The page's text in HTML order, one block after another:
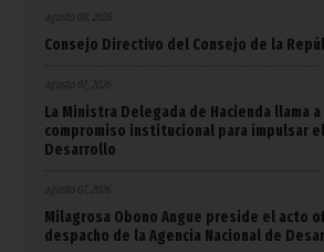
Consejo Directivo del Consejo de la
agosto 07, 2026
La Ministra Delegada de Hacienda llama
compromiso institucional para impulsar
Desarrollo
agosto 07, 2026
Milagrosa Obono Angue preside el acto
despacho de la Agencia Nacional de